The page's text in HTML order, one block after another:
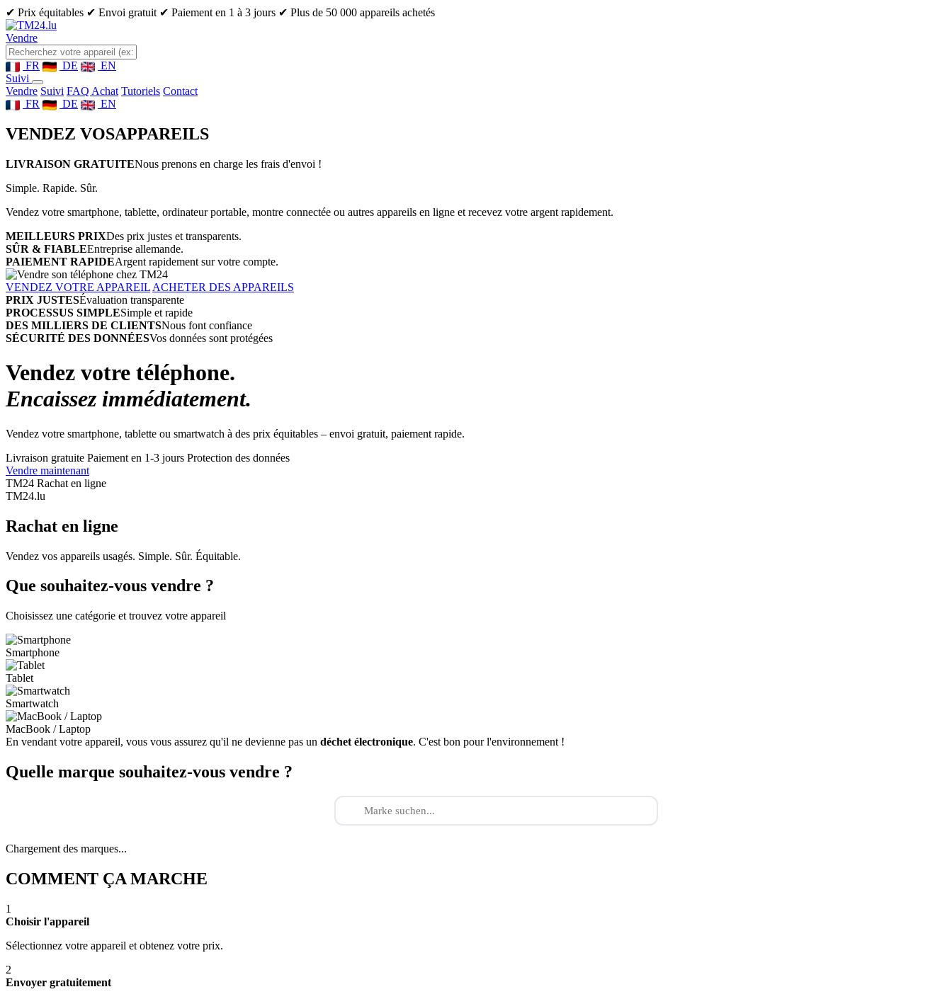
✔ Prix équitables ✔ Envoi gratuit ✔ Paiement en 1 à 3 jours ✔ Plus de 50 000 appareils achetés
Vendre
FR DE
EN
Suivi
Vendre Suivi FAQ Achat Tutoriels Contact
FR
DE EN
VENDEZ VOSAPPAREILS
LIVRAISON GRATUITENous prenons en charge les frais d'envoi !
Simple. Rapide. Sûr.
Vendez votre smartphone, tablette, ordinateur portable, montre connectée ou autres appareils en ligne et recevez votre argent rapidement.
MEILLEURS PRIXDes prix justes et transparents.
SÛR & FIABLEEntreprise allemande.
PAIEMENT RAPIDEArgent rapidement sur votre compte.
VENDEZ VOTRE APPAREIL ACHETER DES APPAREILS
PRIX JUSTESÉvaluation transparente
PROCESSUS SIMPLESimple et rapide
DES MILLIERS DE CLIENTSNous font confiance
SÉCURITÉ DES DONNÉESVos données sont protégées
Vendez votre téléphone.
Encaissez immédiatement.
Vendez votre smartphone, tablette ou smartwatch à des prix équitables – envoi gratuit, paiement rapide.
Livraison gratuite Paiement en 1-3 jours Protection des données
Vendre maintenant
TM24 Rachat en ligne
TM24.lu
Rachat en ligne
Vendez vos appareils usagés. Simple. Sûr. Équitable.
Que souhaitez-vous vendre ?
Choisissez une catégorie et trouvez votre appareil
Smartphone
Tablet
Smartwatch
MacBook / Laptop
En vendant votre appareil, vous vous assurez qu'il ne devienne pas un déchet électronique. C'est bon pour l'environnement !
Quelle marque souhaitez-vous vendre ?
Chargement des marques...
COMMENT ÇA MARCHE
1
Choisir l'appareil
Sélectionnez votre appareil et obtenez votre prix.
2
Envoyer gratuitement